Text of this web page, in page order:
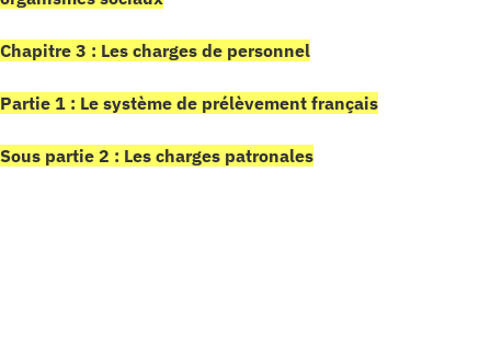
Chapitre 3 : Les charges de personnel
Partie 1 : Le système de prélèvement français
Sous partie 2 : Les charges patronales